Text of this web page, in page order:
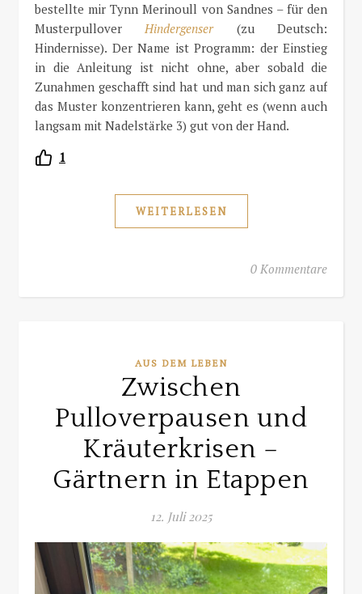
bestellte mir Tynn Merinoull von Sandnes – für den
MusterpulloverHindergenser(zu Deutsch:
Hindernisse). Der Name ist Programm: der Einstieg
in die Anleitung ist nicht ohne, aber sobald die
Zunahmen geschafft sind hat und man sich ganz auf
das Muster konzentrieren kann, geht es (wenn auch
langsam mit Nadelstärke 3) gut von der Hand.
1
WEITERLESEN
0 Kommentare
AUS DEM LEBEN
Zwischen
Pulloverpausen und
Kräuterkrisen –
Gärtnern in Etappen
12. Juli 2025